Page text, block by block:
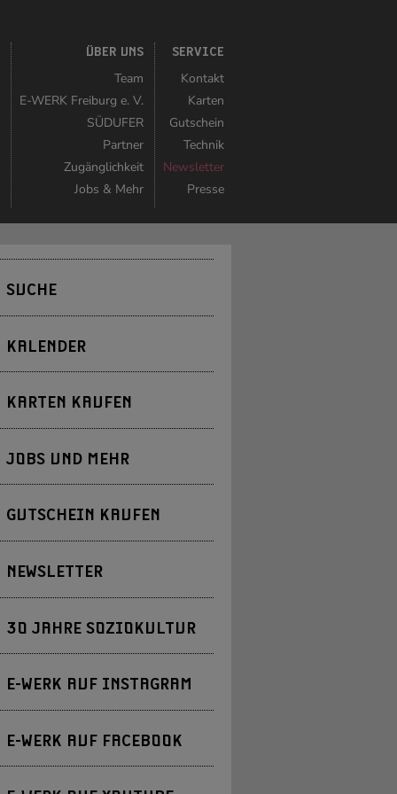
ÜBER UNS
Team
E-WERK Freiburg e. V.
SÜDUFER
Partner
Zugänglichkeit
Jobs & Mehr
SERVICE
Kontakt
Karten
Gutschein
Technik
Newsletter
Presse
SUCHE
KALENDER
KARTEN KAUFEN
JOBS UND MEHR
GUTSCHEIN KAUFEN
NEWSLETTER
30 JAHRE SOZIOKULTUR
E-WERK AUF INSTAGRAM
E-WERK AUF FACEBOOK